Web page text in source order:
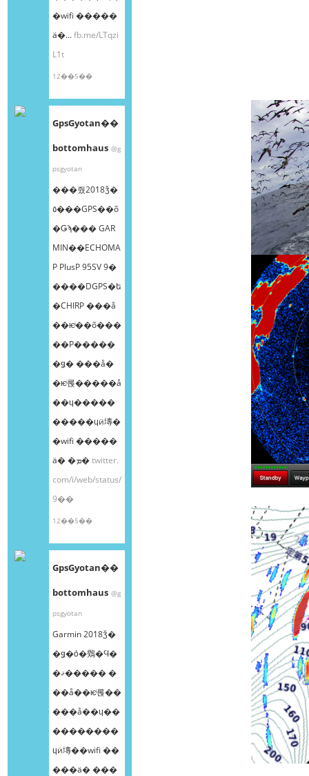
�wifi �����
ä�...fb.me/LTqzi
L1t
12��5��
GpsGyotan��
bottomhaus @g
psgyotan
���줬2018ǯ�
٥���GPS��õ
�Ǥϡ��� GAR
MIN��ECHOMA
P PlusP 95SV 9�
����DGPS�ե
�CHIRP ���å
��ѥͥ��õ���
��Ρ����ܸ�
�ǥ� ���å�
�ѥͥ롡�����å
��ɥ�����
�����ɥӥ塼�
�wifi �����
ä� �ܡ�twitter.
com/i/web/status/
9��
12��5��
GpsGyotan��
bottomhaus @g
psgyotan
Garmin 2018ǯ�
�ǥ�ȯ�䳫�Ϥ�
�ޤ����� �
��å��ѥͥ롡��
���å��ɥ��
��������
ɥӥ塼��wifi ��
���ä� ���